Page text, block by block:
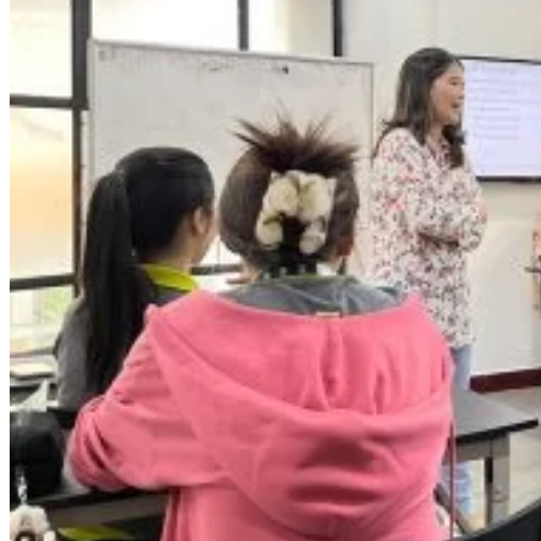
Kỹ Thuật Viên Điện Công Nghiệp
Nghiệp Vụ Tư Vấn & Giám Sát MEP
Chuyên Viên Chẩn Đoán ECU
Kỹ Thuật Viên Đại Tu Hộp Số Tự Động Chuyên Sâu
Kỹ Thuật Quấn Dây Và Sửa Chữa Máy Điện
Thiết Kế Lắp Đặt Hệ Thống Điện Năng Lượng Mặt
Kỹ Thuật Viên Điện Tử Chuyên Ngành Điện – Điện
Lạnh Dân Dụng
Ngành Khác
Quản Trị & Phát Triển Doanh Nghiệp
Giám Đốc Nhân Sự Chuyên Nghiệp
Quản Lý Cấp Trung Chuyên Nghiệp
Công Nghệ Thông Tin
Chuyên Viên Quản Trị Vận Hành Hệ Thống
An Ninh Mạng (Network Security)
Chuyên Viên Quản Trị Hệ Thống Và An Ninh
Quản Trị Hệ Thống Linux
Quản Trị Vận Hành Microsoft Azure
Data Analyst (Phân Tích Dữ Liệu)